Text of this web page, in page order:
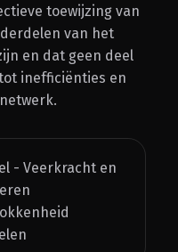
toewijzing van
van het
en dat geen deel
inefficiënties en
- Veerkracht en